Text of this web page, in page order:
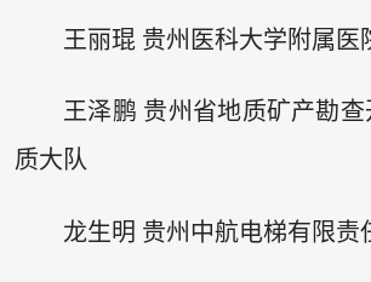
王丽琨 贵州医科大学附属医
王泽鹏 贵州省地质矿产勘
质大队
龙生明 贵州中航电梯有限责